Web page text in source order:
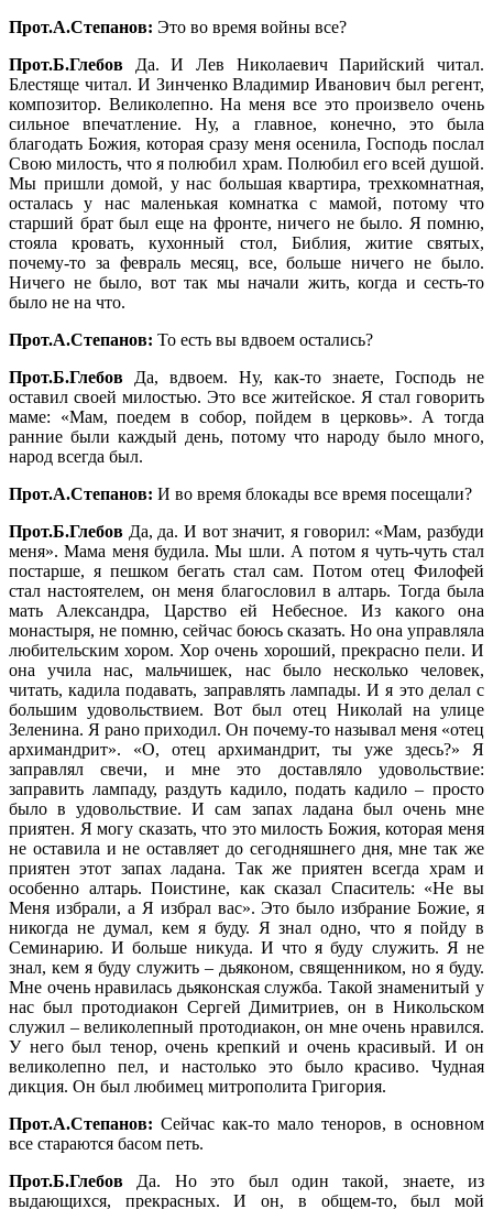
Прот.А.Степанов: Это во время войны все?
Прот.Б.Глебов Да. И Лев Николаевич Парийский читал.
Блестяще читал. И Зинченко Владимир Иванович был регент,
композитор. Великолепно. На меня все это произвело очень
сильное впечатление. Ну, а главное, конечно, это была
благодать Божия, которая сразу меня осенила, Господь послал
Cвою милость, что я полюбил храм. Полюбил его всей душой.
Мы пришли домой, у нас большая квартира, трехкомнатная,
осталась у нас маленькая комнатка с мамой, потому что
старший брат был еще на фронте, ничего не было. Я помню,
стояла кровать, кухонный стол, Библия, житие святых,
почему-то за февраль месяц, все, больше ничего не было.
Ничего не было, вот так мы начали жить, когда и сесть-то
было не на что.
Прот.А.Степанов: То есть вы вдвоем остались?
Прот.Б.Глебов Да, вдвоем. Ну, как-то знаете, Господь не
оставил своей милостью. Это все житейское. Я стал говорить
маме: «Мам, поедем в собор, пойдем в церковь». А тогда
ранние были каждый день, потому что народу было много,
народ всегда был.
Прот.А.Степанов: И во время блокады все время посещали?
Прот.Б.Глебов Да, да. И вот значит, я говорил: «Мам, разбуди
меня». Мама меня будила. Мы шли. А потом я чуть-чуть стал
постарше, я пешком бегать стал сам. Потом отец Филофей
стал настоятелем, он меня благословил в алтарь. Тогда была
мать Александра, Царство ей Небесное. Из какого она
монастыря, не помню, сейчас боюсь сказать. Но она управляла
любительским хором. Хор очень хороший, прекрасно пели. И
она учила нас, мальчишек, нас было несколько человек,
читать, кадила подавать, заправлять лампады. И я это делал с
большим удовольствием. Вот был отец Николай на улице
Зеленина. Я рано приходил. Он почему-то называл меня «отец
архимандрит». «О, отец архимандрит, ты уже здесь?» Я
заправлял свечи, и мне это доставляло удовольствие:
заправить лампаду, раздуть кадило, подать кадило – просто
было в удовольствие. И сам запах ладана был очень мне
приятен. Я могу сказать, что это милость Божия, которая меня
не оставила и не оставляет до сегодняшнего дня, мне так же
приятен этот запах ладана. Так же приятен всегда храм и
особенно алтарь. Поистине, как сказал Спаситель: «Не вы
Меня избрали, а Я избрал вас». Это было избрание Божие, я
никогда не думал, кем я буду. Я знал одно, что я пойду в
Семинарию. И больше никуда. И что я буду служить. Я не
знал, кем я буду служить – дьяконом, священником, но я буду.
Мне очень нравилась дьяконская служба. Такой знаменитый у
нас был протодиакон Сергей Димитриев, он в Никольском
служил – великолепный протодиакон, он мне очень нравился.
У него был тенор, очень крепкий и очень красивый. И он
великолепно пел, и настолько это было красиво. Чудная
дикция. Он был любимец митрополита Григория.
Прот.А.Степанов: Сейчас как-то мало теноров, в основном
все стараются басом петь.
Прот.Б.Глебов Да. Но это был один такой, знаете, из
выдающихся, прекрасных. И он, в общем-то, был мой